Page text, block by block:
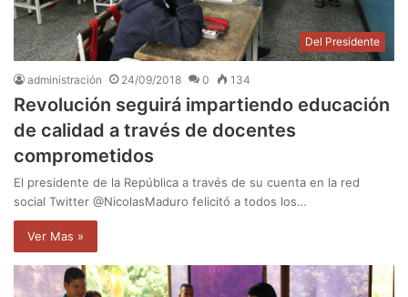
Del Presidente
administración 24/09/2018 0 134
Revolución seguirá impartiendo educación
de calidad a través de docentes
comprometidos
El presidente de la República a través de su cuenta en la red
social Twitter @NicolasMaduro felicitó a todos los…
Ver Mas »